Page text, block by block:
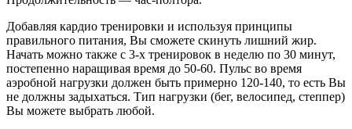
Добавляя кардио тренировки и используя принципы
правильного питания, Вы сможете скинуть лишний жир.
Начать можно также с 3-х тренировок в неделю по 30 минут,
постепенно наращивая время до 50-60. Пульс во время
аэробной нагрузки должен быть примерно 120-140, то есть Вы
не должны задыхаться. Тип нагрузки (бег, велосипед, степпер)
Вы можете выбрать любой.